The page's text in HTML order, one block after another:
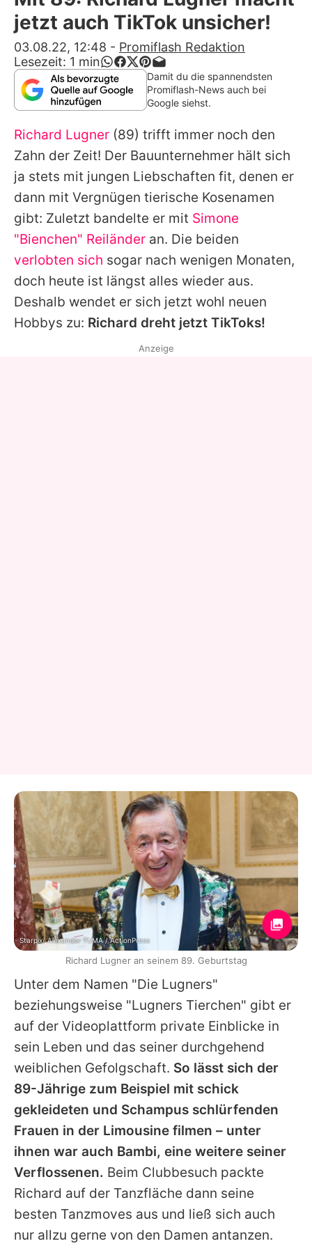
Alle Themen auf Promiflash
App runterladen
Team
Redaktionelle Richtlinien
Impressum
Datenschutzerklärung
Nutzungsbedingungen
Utiq verwalten
jetzt auch TikTok unsicher!
03.08.22, 12:48 - Promiflash Redaktion
Lesezeit: 1 min
Damit du die spannendsten
Promiflash-News auch bei
Google siehst.
Richard Lugner (89) trifft immer noch den
Zahn der Zeit! Der Bauunternehmer hält sich
ja stets mit jungen Liebschaften fit, denen er
dann mit Vergnügen tierische Kosenamen
gibt: Zuletzt bandelte er mit Simone
"Bienchen" Reiländer an. Die beiden
verlobten sich sogar nach wenigen Monaten,
doch heute ist längst alles wieder aus.
Deshalb wendet er sich jetzt wohl neuen
Hobbys zu: Richard dreht jetzt TikToks!
Unter dem Namen "Die Lugners"
beziehungsweise "Lugners Tierchen" gibt er
auf der Videoplattform private Einblicke in
sein Leben und das seiner durchgehend
weiblichen Gefolgschaft. So lässt sich der
89-Jährige zum Beispiel mit schick
gekleideten und Schampus schlürfenden
Frauen in der Limousine filmen – unter
ihnen war auch Bambi, eine weitere seiner
Verflossenen. Beim Clubbesuch packte
Richard auf der Tanzfläche dann seine
besten Tanzmoves aus und ließ sich auch
nur allzu gerne von den Damen antanzen.
Anzeige
Starpix/ Alexander TUMA / ActionPress
Richard Lugner an seinem 89. Geburtstag